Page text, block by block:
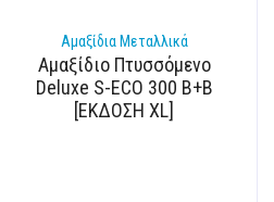
Αμαξίδια Μεταλλικά
Αμαξίδιο Πτυσσόμενο
Deluxe S-ECO 300 B+B
[ΕΚΔΟΣΗ XL]